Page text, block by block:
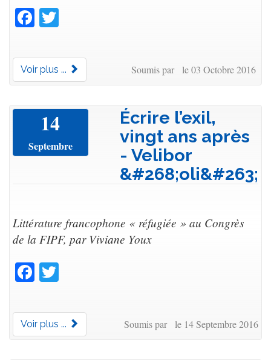
Facebook
Voir plus ... Soumis par le 03 Octobre 2016
14
Septembre
Écrire l’exil,
vingt ans après
- Velibor
&#268;oli&#263;
Littérature francophone « réfugiée » au Congrès
de la FIPF, par Viviane Youx
Facebook
Voir plus ... Soumis par le 14 Septembre 2016